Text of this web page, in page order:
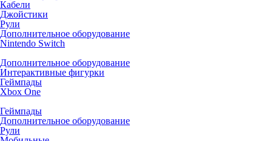
Кабели
Джойстики
Рули
Дополнительное оборудование
Nintendo Switch
Дополнительное оборудование
Интерактивные фигурки
Геймпады
Xbox One
Геймпады
Дополнительное оборудование
Рули